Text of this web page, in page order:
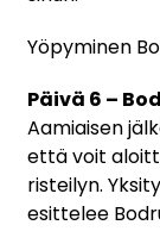
Yöpyminen
Päivä 6 –
Aamiaisen
että voit
risteilyn.
esittelee